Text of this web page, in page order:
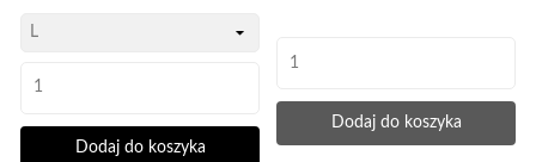
Dodaj do koszyka
Dodaj do koszyka